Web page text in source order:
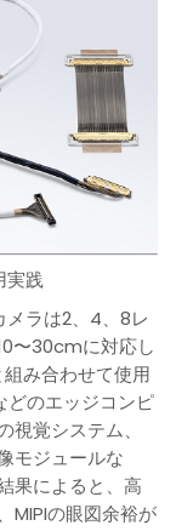
実践
メラは2、4、8レ
〜30cmに対応し
み合わせて使用
のエッジコンピ
覚システム、
モジュールな
果によると、高
MIPIの眼図余裕が